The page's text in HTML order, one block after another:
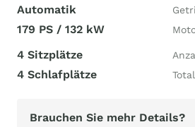
Automatik
179 PS / 132 kW
4 Sitzplätze
4 Schlafplätze
Brauchen Sie mehr Details?